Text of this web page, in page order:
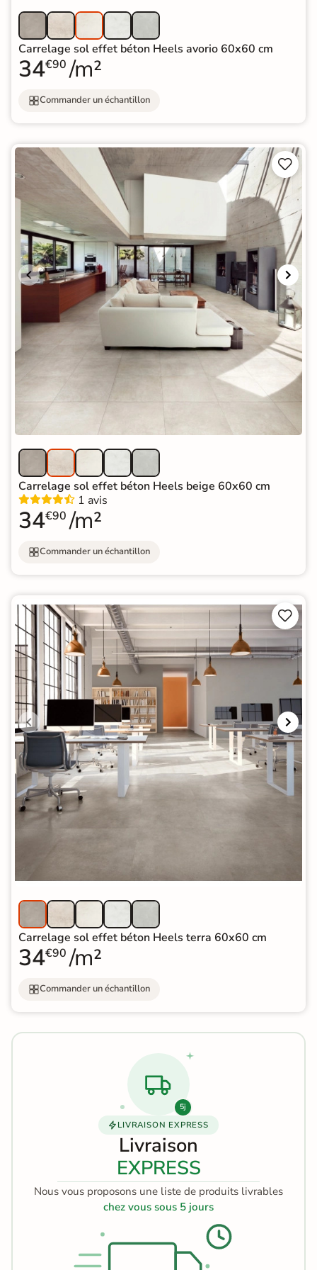
Carrelage sol effet béton Heels avorio 60x60 cm
34€90 /m²
Commander un échantillon


Carrelage sol effet béton Heels beige 60x60 cm
1 avis
34€90 /m²
Commander un échantillon


Carrelage sol effet béton Heels terra 60x60 cm
34€90 /m²
Commander un échantillon
5j
LIVRAISON EXPRESS
Livraison
EXPRESS
Nous vous proposons une liste de produits livrables
chez vous sous 5 jours